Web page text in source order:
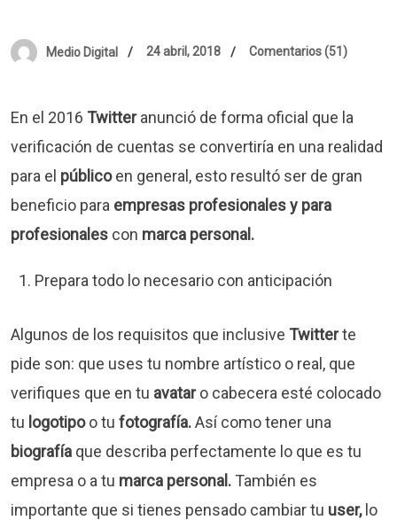
Medio Digital 24 abril, 2018 Comentarios (51)
En el 2016 Twitteranunció de forma oficial que la
verificación de cuentas se convertiría en una realidad
para el públicoen general, esto resultó ser de gran
beneficio para empresas profesionales y para
profesionales con marca personal.
Prepara todo lo necesario con anticipación
Algunos de los requisitos que inclusive Twitterte
pide son: que uses tu nombre artístico o real, que
verifiques que en tu avataro cabecera esté colocado
tu logotipoo tu fotografía.Así como tener una
biografía que describa perfectamente lo que es tu
empresa o a tu marca personal. También es
importante que si tienes pensado cambiar tu user,lo